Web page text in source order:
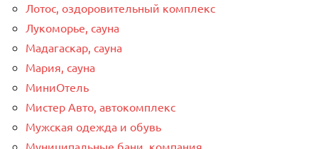
Лотос, оздоровительный комплекс
Лукоморье, сауна
Мадагаскар, сауна
Мария, сауна
МиниОтель
Мистер Авто, автокомплекс
Мужская одежда и обувь
Муниципальные бани, компания